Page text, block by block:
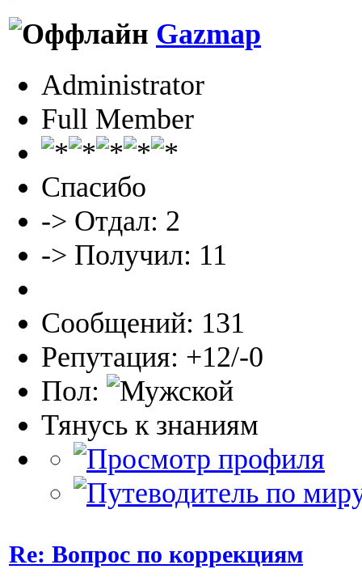
Gazmap
Administrator
Full Member
Спасибо
-> Отдал: 2
-> Получил: 11
Сообщений: 131
Репутация: +12/-0
Пол:
Тянусь к знаниям
Re: Вопрос по коррекциям